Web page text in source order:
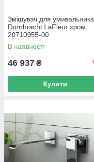
Змішувач для умивальника
Dornbracht LaFleur хром
20710955-00
В наявності
46 937 ₴
Купити